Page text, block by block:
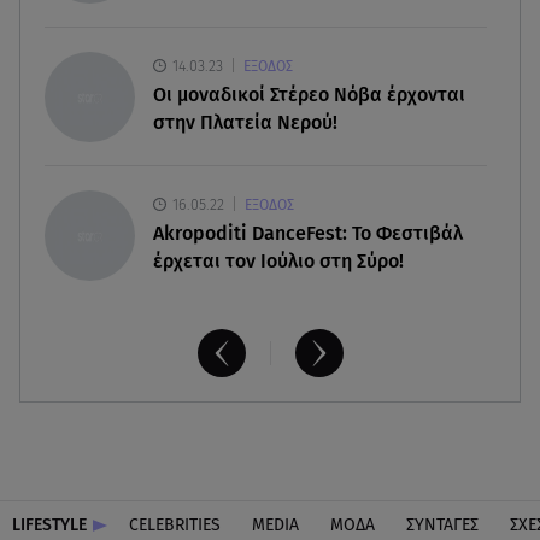
14.03.23 ΕΞΟΔΟΣ
Οι μοναδικοί Στέρεο Νόβα έρχονται
στην Πλατεία Νερού!
16.05.22 ΕΞΟΔΟΣ
Akropoditi DanceFest: Το Φεστιβάλ
έρχεται τον Ιούλιο στη Σύρο!
LIFESTYLE CELEBRITIES MEDIA ΜΟΔΑ ΣΥΝΤΑΓΕΣ